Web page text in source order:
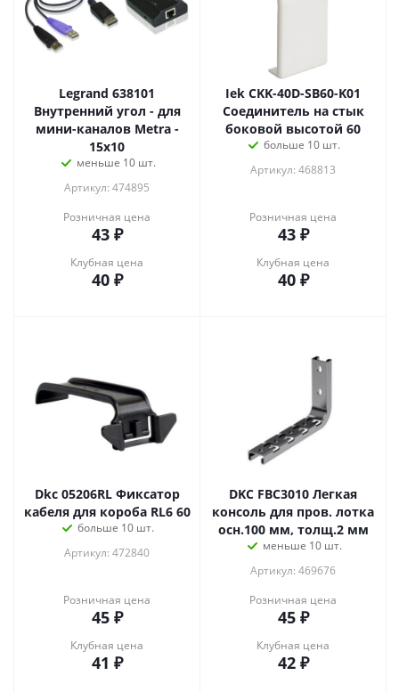
Legrand 638101
Внутренний угол - для
мини-каналов Metra -
15x10
меньше 10 шт.
Артикул: 474895
Розничная цена
43₽
Клубная цена
40₽
Iek CKK-40D-SB60-K01
Соединитель на стык
боковой высотой 60
больше 10 шт.
Артикул: 468813
Розничная цена
43₽
Клубная цена
40₽
Dkc 05206RL Фиксатор
кабеля для короба RL6 60
больше 10 шт.
Артикул: 472840
Розничная цена
45₽
Клубная цена
41 ₽
DKC FBC3010 Легкая
консоль для пров. лотка
осн.100 мм, толщ.2 мм
меньше 10 шт.
Артикул: 469676
Розничная цена
45₽
Клубная цена
42₽